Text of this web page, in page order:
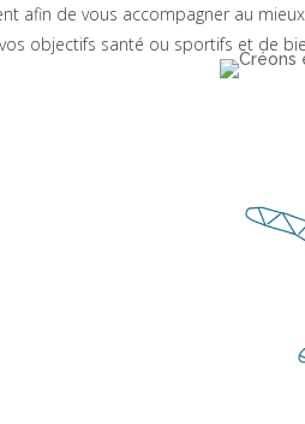
afin de vous accompagner au
objectifs santé ou sportifs et de